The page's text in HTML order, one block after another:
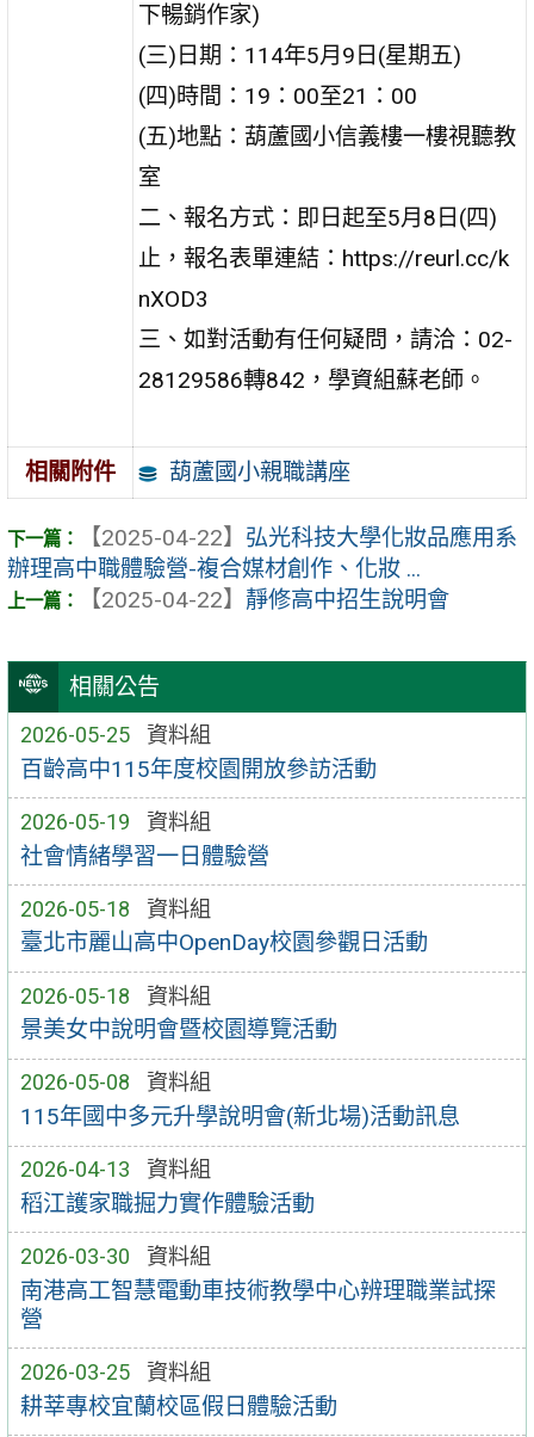
相關公告
2026-05-25 資料組
百齡高中115年度校園開放參訪活動
2026-05-19 資料組
社會情緒學習一日體驗營
2026-05-18 資料組
臺北市麗山高中OpenDay校園參觀日活動
2026-05-18 資料組
景美女中說明會暨校園導覽活動
2026-05-08 資料組
115年國中多元升學說明會(新北場)活動訊息
2026-04-13 資料組
稻江護家職掘力實作體驗活動
2026-03-30 資料組
南港高工智慧電動車技術教學中心辨理職業試探
營
2026-03-25 資料組
耕莘專校宜蘭校區假日體驗活動
下暢銷作家)
(三)日期：114年5月9日(星期五)
(四)時間：19：00至21：00
(五)地點：葫蘆國小信義樓一樓視聽教
室
二、報名方式：即日起至5月8日(四)
止，報名表單連結：https://reurl.cc/k
nXOD3
三、如對活動有任何疑問，請洽：02-
28129586轉842，學資組蘇老師。
相關附件 葫蘆國小親職講座
【2025-04-22】 弘光科技大學化妝品應用系
辦理高中職體驗營-複合媒材創作、化妝 ...
【2025-04-22】 靜修高中招生說明會